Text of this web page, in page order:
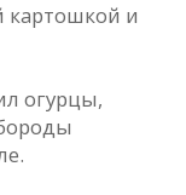
картошкой и
огурцы,